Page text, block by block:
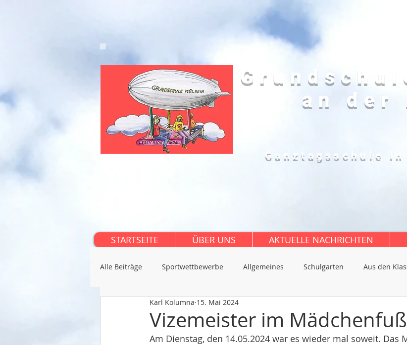
an der
Ganztagsschule in
STARTSEITE ÜBER UNS AKTUELLE NACHRICHTEN
Alle Beiträge Sportwettbewerbe Allgemeines Schulgarten Aus den
Vizemeister im
Karl Kolumna 15. Mai 2024
Am Dienstag, den 14.05.2024 war es wieder mal soweit. Das